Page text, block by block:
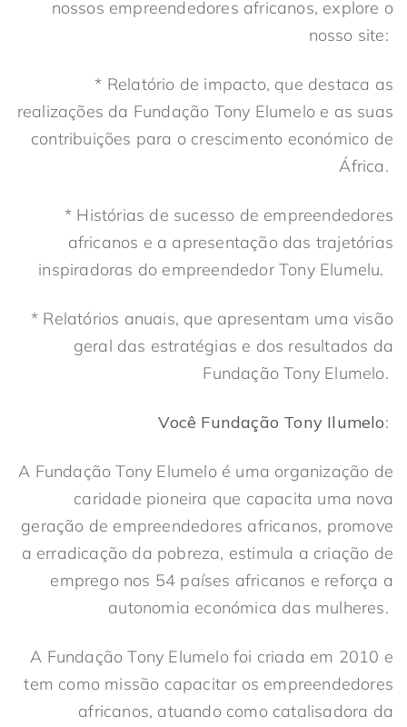
nossos empreendedores africanos, explore o
nosso site:
* Relatório de impacto, que destaca as
realizações da Fundação Tony Elumelo e as suas
contribuições para o crescimento económico de
África.
* Histórias de sucesso de empreendedores
africanos e a apresentação das trajetórias
inspiradoras do empreendedor Tony Elumelu.
* Relatórios anuais, que apresentam uma visão
geral das estratégias e dos resultados da
Fundação Tony Elumelo.
Você Fundação Tony Ilumelo:
A Fundação Tony Elumelo é uma organização de
caridade pioneira que capacita uma nova
geração de empreendedores africanos, promove
a erradicação da pobreza, estimula a criação de
emprego nos 54 países africanos e reforça a
autonomia económica das mulheres.
A Fundação Tony Elumelo foi criada em 2010 e
tem como missão capacitar os empreendedores
africanos, atuando como catalisadora da